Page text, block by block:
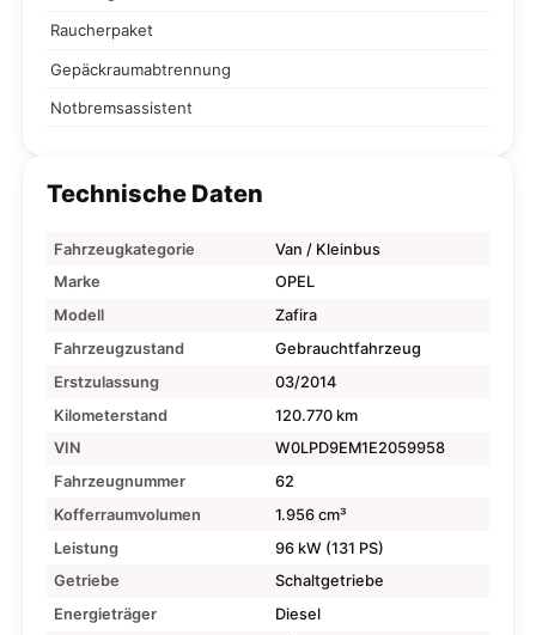
Raucherpaket
Gepäckraumabtrennung
Notbremsassistent
Technische Daten
Fahrzeugkategorie
Van / Kleinbus
Marke
OPEL
Modell
Zafira
Fahrzeugzustand
Gebrauchtfahrzeug
Erstzulassung
03/2014
Kilometerstand
120.770 km
VIN
W0LPD9EM1E2059958
Fahrzeugnummer
62
Kofferraumvolumen
1.956 cm³
Leistung
96 kW (131 PS)
Getriebe
Schaltgetriebe
Energieträger
Diesel